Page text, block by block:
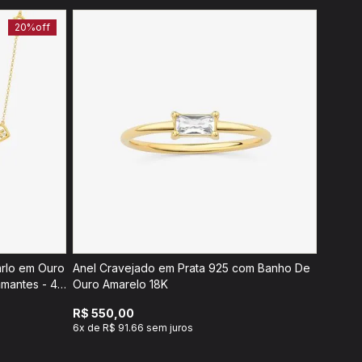
20%off
em Ouro
- 45
Anel Cravejado em Prata 925 com Banho De
Ouro Amarelo 18K
R$ 550,00
6x de R$ 91.66 sem juros